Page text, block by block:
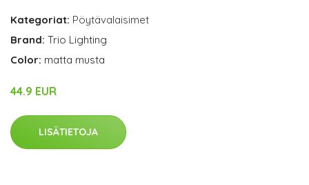
Kategoriat: Pöytävalaisimet
Brand: Trio Lighting
Color: matta musta
44.9 EUR
LISÄTIETOJA